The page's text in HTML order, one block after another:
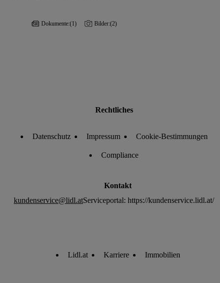
Dokumente:(1) Bilder:(2)
Rechtliches
Datenschutz Impressum Cookie-Bestimmungen
Compliance
Kontakt
kundenservice@lidl.atServiceportal: https://kundenservice.lidl.at/
Lidl.at Karriere Immobilien